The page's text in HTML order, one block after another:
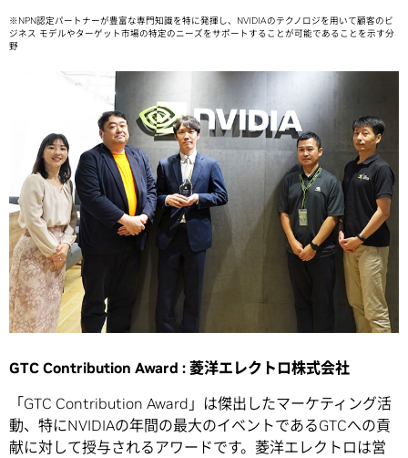
※NPN認定パートナーが豊富な専門知識を特に発揮し、NVIDIAのテクノロジを用いて顧客のビ
ジネス モデルやターゲット市場の特定のニーズをサポートすることが可能であることを示す分
野
GTC Contribution Award : 菱洋エレクトロ株式会社
「GTC Contribution Award」は傑出したマーケティング活
動、特にNVIDIAの年間の最大のイベントであるGTCへの貢
献に対して授与されるアワードです。菱洋エレクトロは営